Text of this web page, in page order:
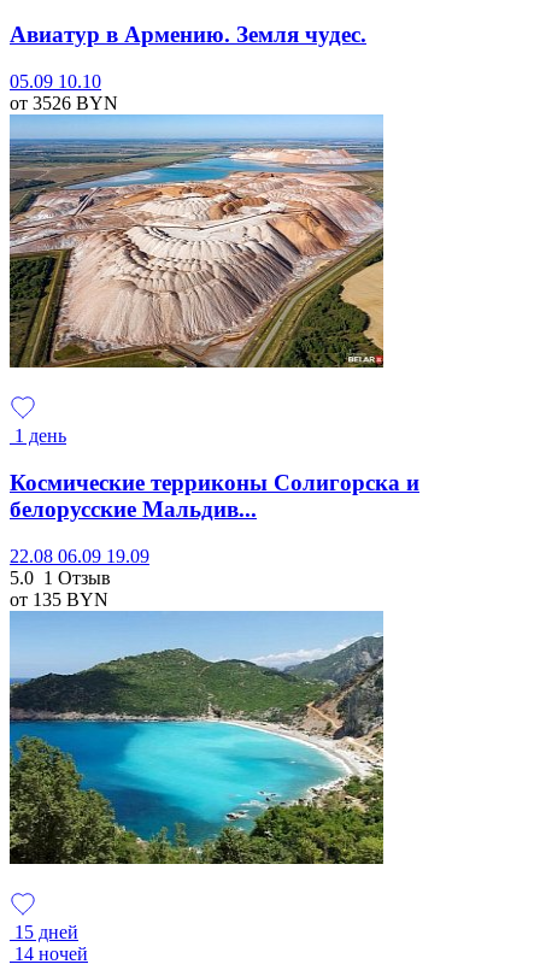
Авиатур в Армению. Земля чудес.
05.09 10.10
от 3526 BYN
1 день
Космические терриконы Солигорска и
белорусские Мальдив...
22.08 06.09 19.09
5.0 1 Отзыв
от 135 BYN
15 дней
14 ночей